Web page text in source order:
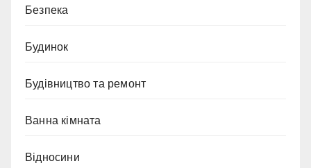
Безпека
Будинок
Будівництво та ремонт
Ванна кімната
Відносини